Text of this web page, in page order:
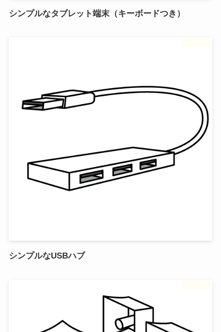
シンプルなタブレット端末（キーボードつき）
シンプルなUSBハブ